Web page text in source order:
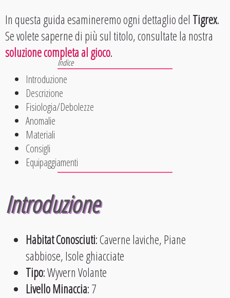
In questa guida esamineremo ogni dettaglio del Tigrex.
Se volete saperne di più sul titolo, consultate la nostra
soluzione completa al gioco.
Introduzione
Descrizione
Fisiologia/Debolezze
Anomalie
Materiali
Consigli
Equipaggiamenti
Introduzione
Habitat Conosciuti: Caverne laviche, Piane
sabbiose, Isole ghiacciate
Tipo: Wyvern Volante
Livello Minaccia: 7